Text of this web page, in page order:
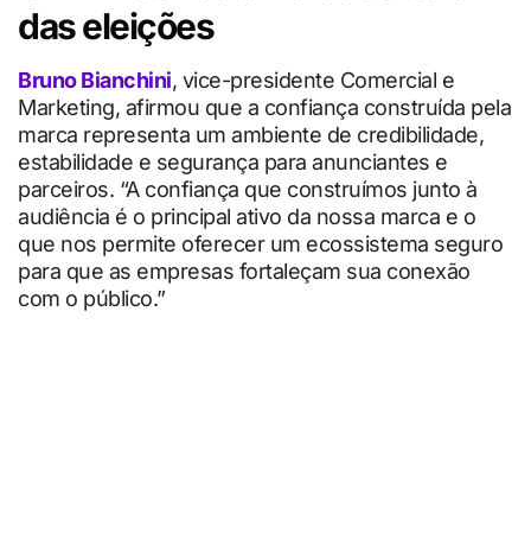
das eleições
Bruno Bianchini, vice-presidente Comercial e
Marketing, afirmou que a confiança construída pela
marca representa um ambiente de credibilidade,
estabilidade e segurança para anunciantes e
parceiros. “A confiança que construímos junto à
audiência é o principal ativo da nossa marca e o
que nos permite oferecer um ecossistema seguro
para que as empresas fortaleçam sua conexão
com o público.”